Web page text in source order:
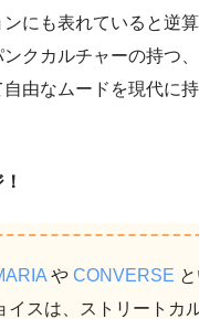
にも表れていると逆
クカルチャーの持つ
由なムードを現代に
や CONVERSE
イスは、ストリートカ